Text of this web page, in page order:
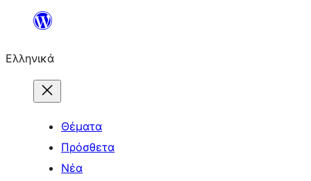
Μετάβαση
περιεχόμενο
Ελληνικά
Θέματα
Πρόσθετα
Νέα